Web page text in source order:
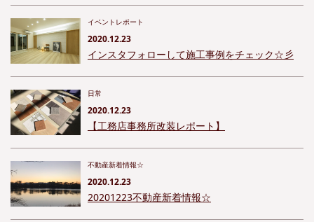
イベントレポート
2020.12.23
インスタフォローして施工事例をチェック☆彡
日常
2020.12.23
【工務店事務所改装レポート】
不動産新着情報☆
2020.12.23
20201223不動産新着情報☆